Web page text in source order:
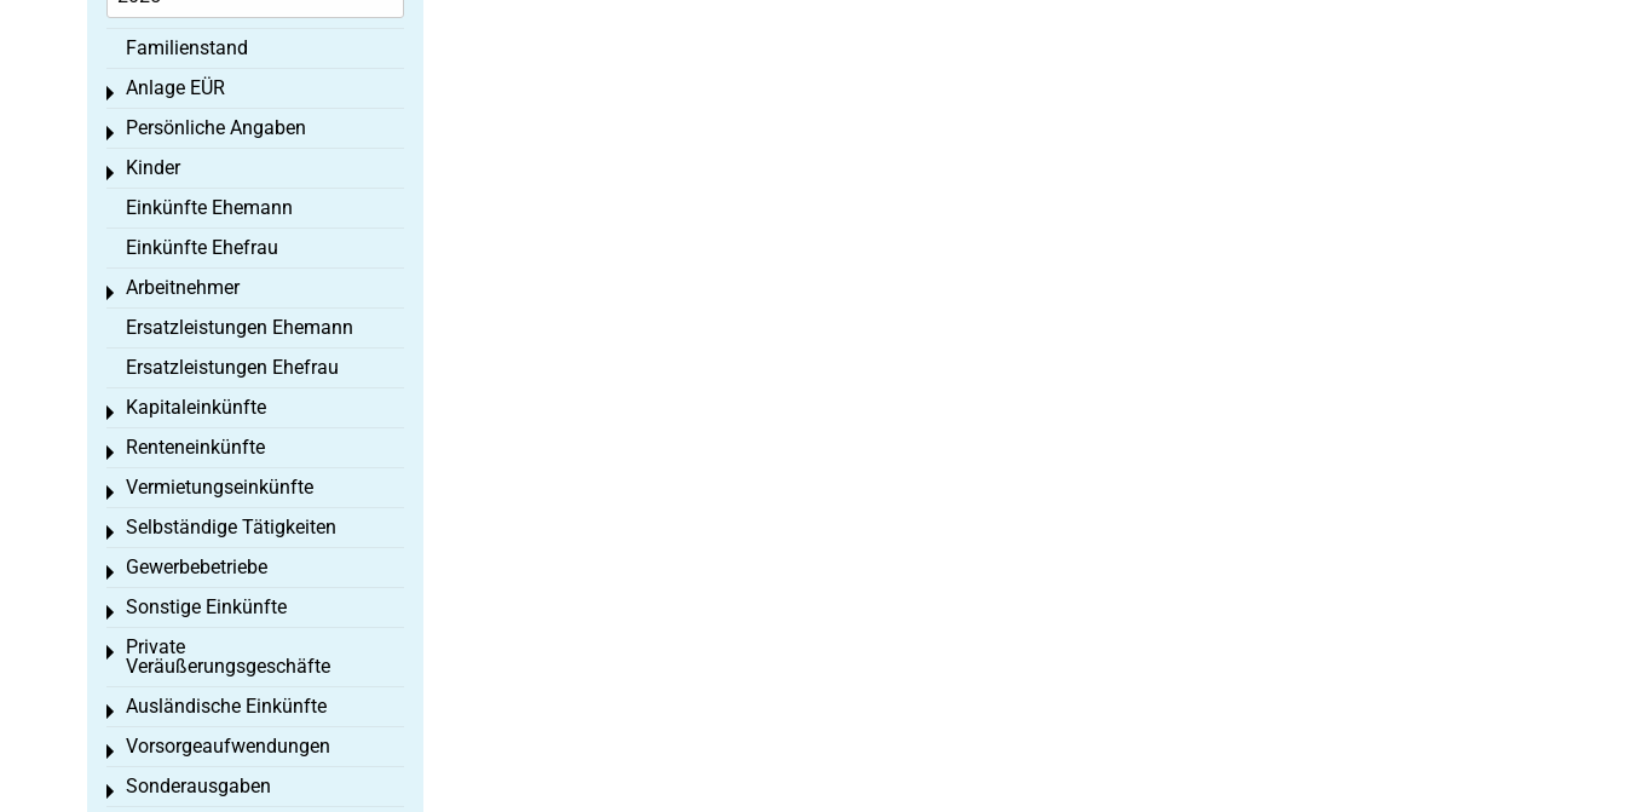
Familienstand
Anlage EÜR
Toggle menu
Persönliche Angaben
Toggle menu
Kinder
Toggle menu
Einkünfte Ehemann
Einkünfte Ehefrau
Arbeitnehmer
Toggle menu
Ersatzleistungen Ehemann
Ersatzleistungen Ehefrau
Kapitaleinkünfte
Toggle menu
Renteneinkünfte
Toggle menu
Vermietungseinkünfte
Toggle menu
Selbständige Tätigkeiten
Toggle menu
Gewerbebetriebe
Toggle menu
Sonstige Einkünfte
Toggle menu
Private
Veräußerungsgeschäfte
Toggle menu
Ausländische Einkünfte
Toggle menu
Vorsorgeaufwendungen
Toggle menu
Sonderausgaben
Toggle menu